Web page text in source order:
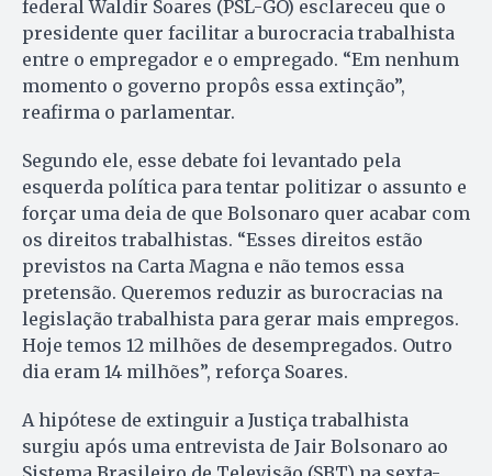
federal Waldir Soares (PSL-GO) esclareceu que o
presidente quer facilitar a burocracia trabalhista
entre o empregador e o empregado. “Em nenhum
momento o governo propôs essa extinção”,
reafirma o parlamentar.
Segundo ele, esse debate foi levantado pela
esquerda política para tentar politizar o assunto e
forçar uma deia de que Bolsonaro quer acabar com
os direitos trabalhistas. “Esses direitos estão
previstos na Carta Magna e não temos essa
pretensão. Queremos reduzir as burocracias na
legislação trabalhista para gerar mais empregos.
Hoje temos 12 milhões de desempregados. Outro
dia eram 14 milhões”, reforça Soares.
A hipótese de extinguir a Justiça trabalhista
surgiu após uma entrevista de Jair Bolsonaro ao